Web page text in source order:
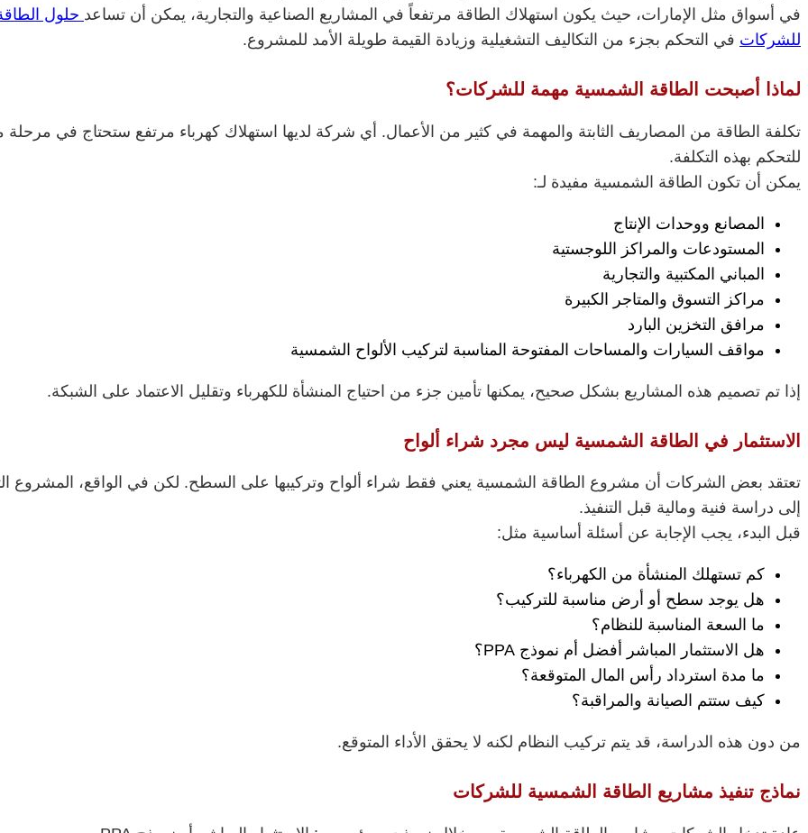
في أسواق مثل الإمارات، حيث يكون استهلاك الطاقة مرتفعاً في المشاريع الصناعية والتجارية، يمكن أن تساعد حلول
للشركات في التحكم بجزء من التكاليف التشغيلية وزيادة القيمة طويلة الأمد للمشروع.
لماذا أصبحت الطاقة الشمسية مهمة للشركات؟
تكلفة الطاقة من المصاريف الثابتة والمهمة في كثير من الأعمال. أي شركة لديها استهلاك كهرباء مرتفع ستحتاج في مرحلة
للتحكم بهذه التكلفة.
يمكن أن تكون الطاقة الشمسية مفيدة لـ:
المصانع ووحدات الإنتاج
المستودعات والمراكز اللوجستية
المباني المكتبية والتجارية
مراكز التسوق والمتاجر الكبيرة
مرافق التخزين البارد
مواقف السيارات والمساحات المفتوحة المناسبة لتركيب الألواح الشمسية
إذا تم تصميم هذه المشاريع بشكل صحيح، يمكنها تأمين جزء من احتياج المنشأة للكهرباء وتقليل الاعتماد على الشبكة.
الاستثمار في الطاقة الشمسية ليس مجرد شراء ألواح
تعتقد بعض الشركات أن مشروع الطاقة الشمسية يعني فقط شراء ألواح وتركيبها على السطح. لكن في الواقع، المشروع
إلى دراسة فنية ومالية قبل التنفيذ.
قبل البدء، يجب الإجابة عن أسئلة أساسية مثل:
كم تستهلك المنشأة من الكهرباء؟
هل يوجد سطح أو أرض مناسبة للتركيب؟
ما السعة المناسبة للنظام؟
هل الاستثمار المباشر أفضل أم نموذج PPA؟
ما مدة استرداد رأس المال المتوقعة؟
كيف ستتم الصيانة والمراقبة؟
من دون هذه الدراسة، قد يتم تركيب النظام لكنه لا يحقق الأداء المتوقع.
نماذج تنفيذ مشاريع الطاقة الشمسية للشركات